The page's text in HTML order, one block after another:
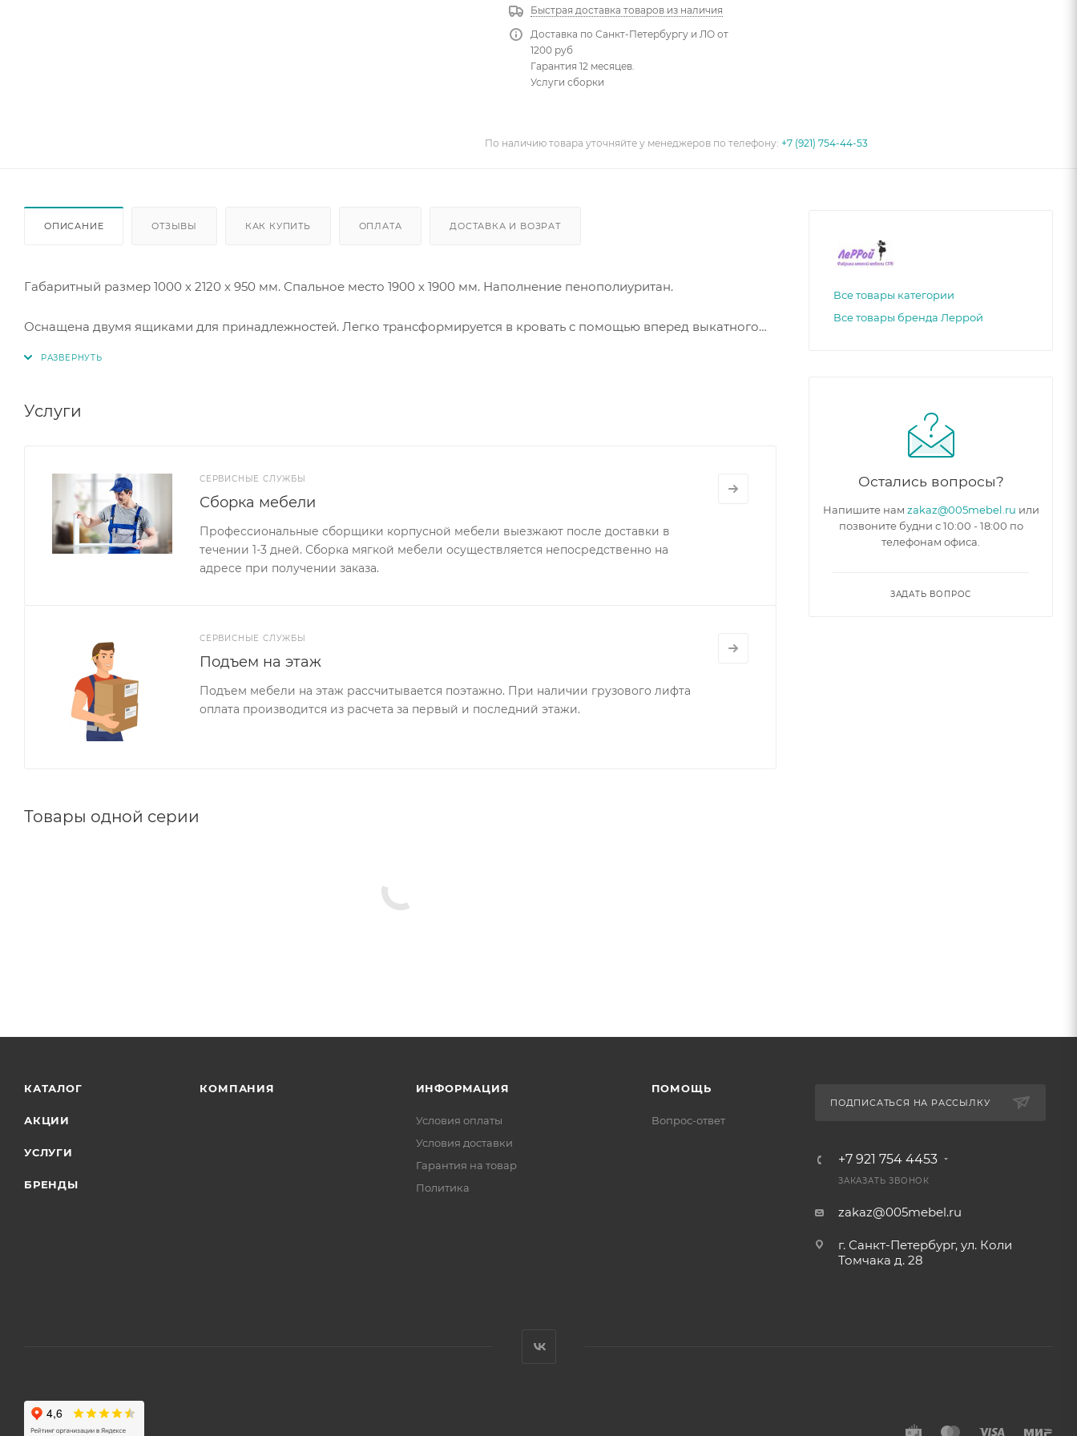
Быстрая доставка товаров из наличия
Доставка по Санкт-Петербургу и ЛО от
1200 руб
Гарантия 12 месяцев.
Услуги сборки
По наличию товара уточняйте у менеджеров по телефону:+7 (921) 754-44-53
ОПИСАНИЕ ОТЗЫВЫ КАК КУПИТЬ ОПЛАТА ДОСТАВКА И ВОЗРАТ
Габаритный размер 1000 х 2120 х 950 мм. Спальное место 1900 х 1900 мм. Наполнение пенополиуритан.
Оснащена двумя ящиками для принадлежностей. Легко трансформируется в кровать с помощью вперед выкатного
Услуги
СЕРВИСНЫЕ СЛУЖБЫ
Сборка мебели
Профессиональные сборщики корпусной мебели выезжают после доставки в
течении 1-3 дней. Сборка мягкой мебели осуществляется непосредственно на
адресе при получении заказа.
СЕРВИСНЫЕ СЛУЖБЫ
Подъем на этаж
Подъем мебели на этаж рассчитывается поэтажно. При наличии грузового лифта
оплата производится из расчета за первый и последний этажи.
Товары одной серии
Все товары категории
Все товары бренда Леррой
Остались вопросы?
Напишите нам zakaz@005mebel.ru или
позвоните будни с 10:00 - 18:00 по
телефонам офиса.
ЗАДАТЬ ВОПРОС
КАТАЛОГ
АКЦИИ
УСЛУГИ
БРЕНДЫ
КОМПАНИЯ ИНФОРМАЦИЯ
Условия оплаты
Условия доставки
Гарантия на товар
Политика
ПОМОЩЬ
Вопрос-ответ
ПОДПИСАТЬСЯ НА РАССЫЛКУ
+7 921 754 4453
ЗАКАЗАТЬ ЗВОНОК
zakaz@005mebel.ru
г. Санкт-Петербург, ул. Коли
Томчака д. 28